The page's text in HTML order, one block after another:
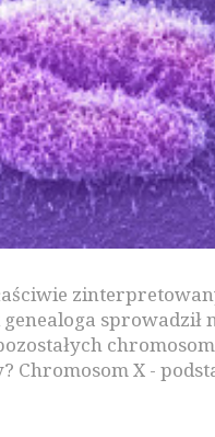
Chromosom X -